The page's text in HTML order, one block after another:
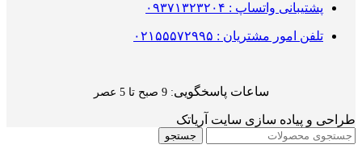
پشتیبانی واتساپ : ۰۹۳۷۱۳۲۳۲۰۴
تلفن امور مشتریان : ۰۲۱۵۵۵۷۲۹۹۵
ساعات پاسخگویی: 9 صبح تا 5 عصر
طراحی و پیاده سازی سایت آریاتک
جستجو